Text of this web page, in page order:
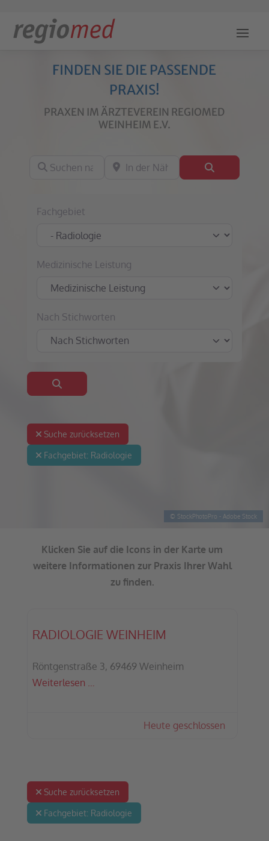
FINDEN SIE DIE PASSENDE
PRAXIS!
PRAXEN IM ÄRZTEVEREIN REGIOMED
WEINHEIM E.V.
Suchen nach In der Nähe
Fachgebiet
Medizinische Leistung
Nach Stichworten
Suche zurücksetzen
Fachgebiet: Radiologie
Klicken Sie auf die Icons in der Karte um
weitere Informationen zur Praxis Ihrer Wahl
zu finden.
RADIOLOGIE WEINHEIM
Röntgenstraße 3, 69469 Weinheim
Weiterlesen …
Heute geschlossen
Suche zurücksetzen
Fachgebiet: Radiologie